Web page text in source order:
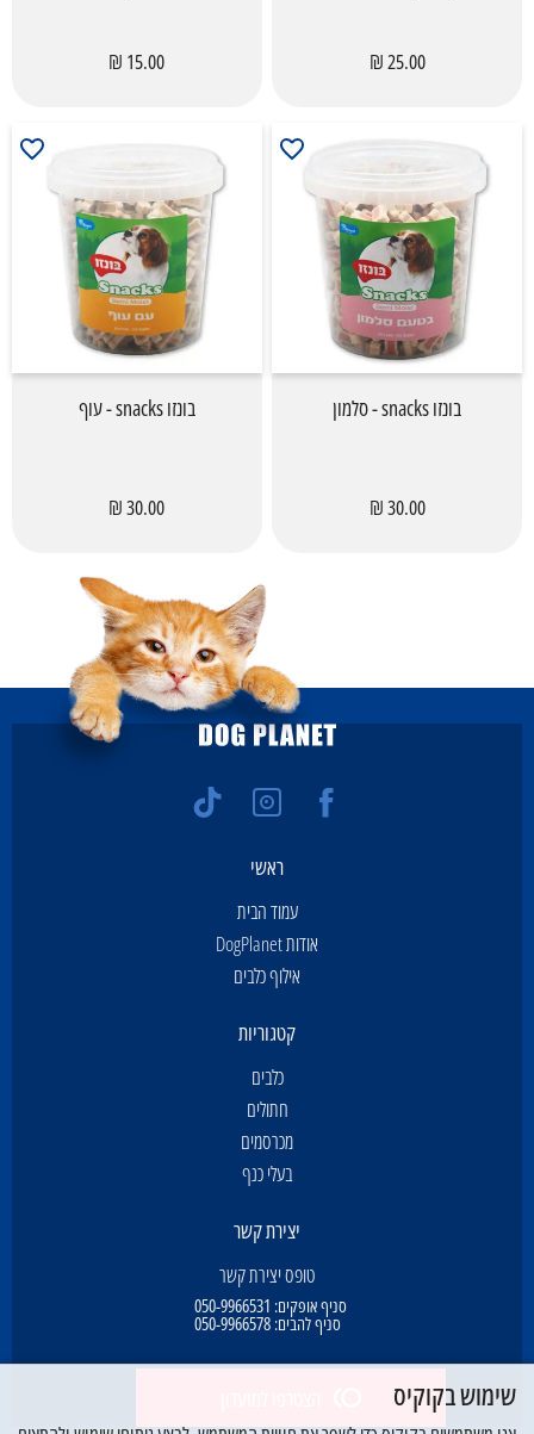
25.00 ₪
15.00 ₪
בונזו snacks - סלמון
30.00 ₪
בונזו snacks - עוף
30.00 ₪
ראשי
עמוד הבית
אודות DogPlanet
אילוף כלבים
קטגוריות
כלבים
חתולים
מכרסמים
בעלי כנף
יצירת קשר
טופס יצירת קשר
סניף אופקים: 050-9966531
סניף להבים:050-9966578
שימוש בקוקיס